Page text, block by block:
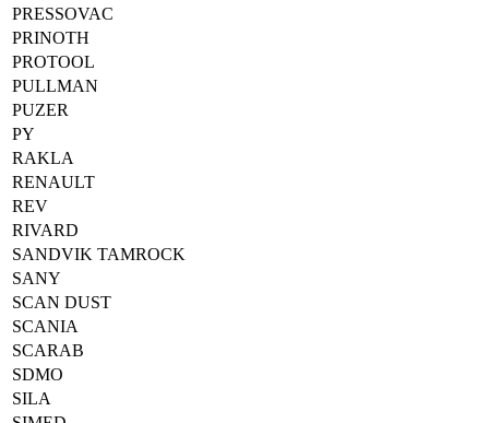
PRESSOVAC
PRINOTH
PROTOOL
PULLMAN
PUZER
PY
RAKLA
RENAULT
REV
RIVARD
SANDVIK TAMROCK
SANY
SCAN DUST
SCANIA
SCARAB
SDMO
SILA